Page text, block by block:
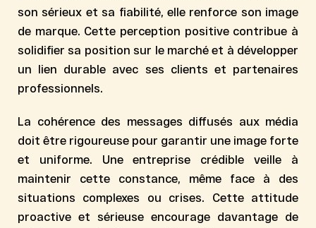
son sérieux et sa fiabilité, elle renforce son image
de marque. Cette perception positive contribue à
solidifier sa position sur le marché et à développer
un lien durable avec ses clients et partenaires
professionnels.
La cohérence des messages diffusés aux média
doit être rigoureuse pour garantir une image forte
et uniforme. Une entreprise crédible veille à
maintenir cette constance, même face à des
situations complexes ou crises. Cette attitude
proactive et sérieuse encourage davantage de